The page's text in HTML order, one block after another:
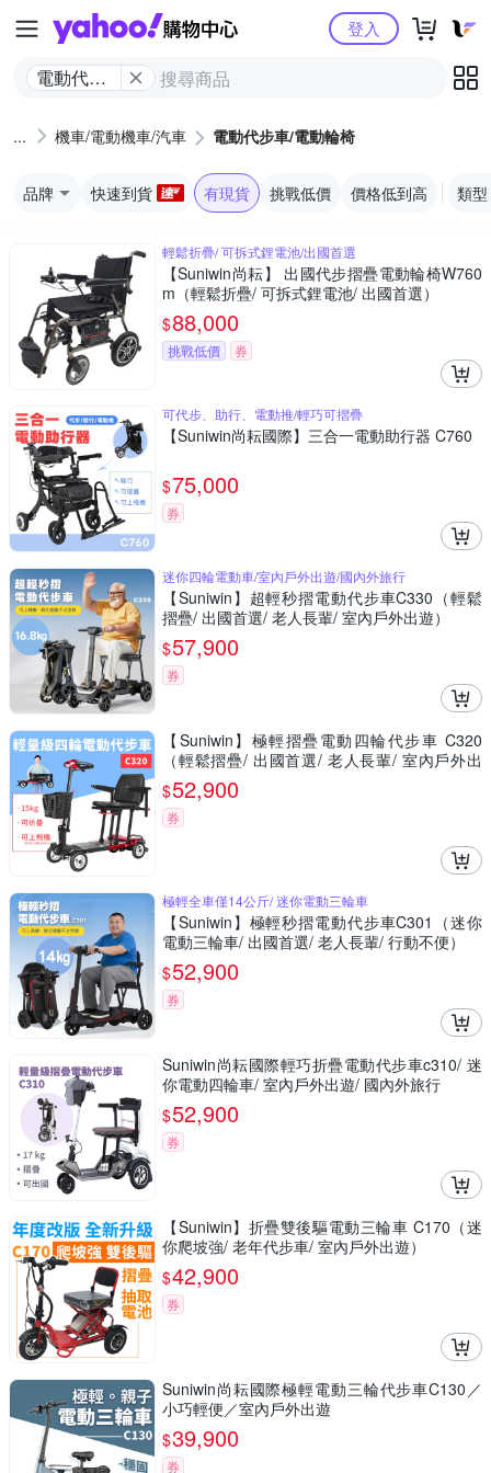
Yahoo購物中心
電動代步
椅
登入
機車/電動機車/汽車 電動代步車/電動輪椅
品牌 快速到貨 有現貨 挑戰低價 價格低到高 類型
輕鬆折疊/ 可拆式鋰電池/出國首選
【Suniwin尚耘】 出國代步摺疊電動輪椅W760
m（輕鬆折疊/ 可拆式鋰電池/ 出國首選）
$88,000
挑戰低價 券
可代步、助行、電動推/輕巧可摺疊
【Suniwin尚耘國際】三合一電動助行器 C760
$75,000
券
迷你四輪電動車/室內戶外出遊/國內外旅行
【Suniwin】超輕秒摺電動代步車C330（輕鬆
摺疊/ 出國首選/ 老人長輩/ 室內戶外出遊）
$57,900
券
【Suniwin】極輕摺疊電動四輪代步車 C320
（輕鬆摺疊/ 出國首選/ 老人長輩/ 室內戶外出
遊）
$52,900
券
極輕全車僅14公斤/ 迷你電動三輪車
【Suniwin】極輕秒摺電動代步車C301（迷你
電動三輪車/ 出國首選/ 老人長輩/ 行動不便）
$52,900
券
Suniwin尚耘國際輕巧折疊電動代步車c310/ 迷
你電動四輪車/ 室內戶外出遊/ 國內外旅行
$52,900
券
【Suniwin】折疊雙後驅電動三輪車 C170（迷
你爬坡強/ 老年代步車/ 室內戶外出遊）
$42,900
券
Suniwin尚耘國際極輕電動三輪代步車C130／
小巧輕便／室內戶外出遊
$39,900
券